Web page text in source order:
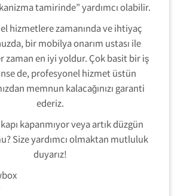
tamirinde” yardımcı olabilir.
hizmetlere zamanında ve ihtiyaç
bir mobilya onarım ustası ile
zaman en iyi yoldur. Çok basit bir iş
de, profesyonel hizmet üstün
memnun kalacağınızı garanti
ederiz.
kapanmıyor veya artık düzgün
Size yardımcı olmaktan mutluluk
duyarız!